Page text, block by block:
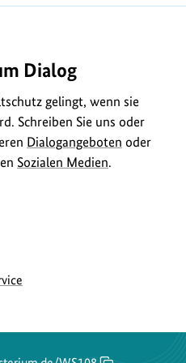
Dialog
gelingt, wenn sie
Schreiben Sie uns oder
Dialogangeboten oder
Sozialen Medien.